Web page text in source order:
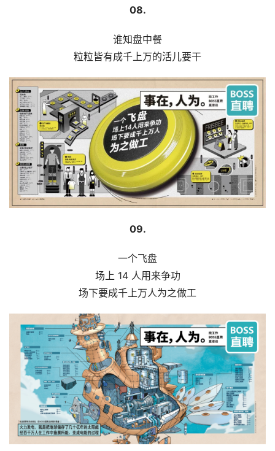
08.
谁知盘中餐
粒粒皆有成千上万的活儿要干
09.
一个飞盘
场上 14 人用来争功
场下要成千上万人为之做工